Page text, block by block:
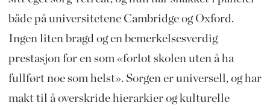
både på universitetene Cambridge og Oxford.
Ingen liten bragd og en bemerkelsesverdig
prestasjon for en som «forlot skolen uten å ha
fullført noe som helst». Sorgen er universell, og har
makt til å overskride hierarkier og kulturelle